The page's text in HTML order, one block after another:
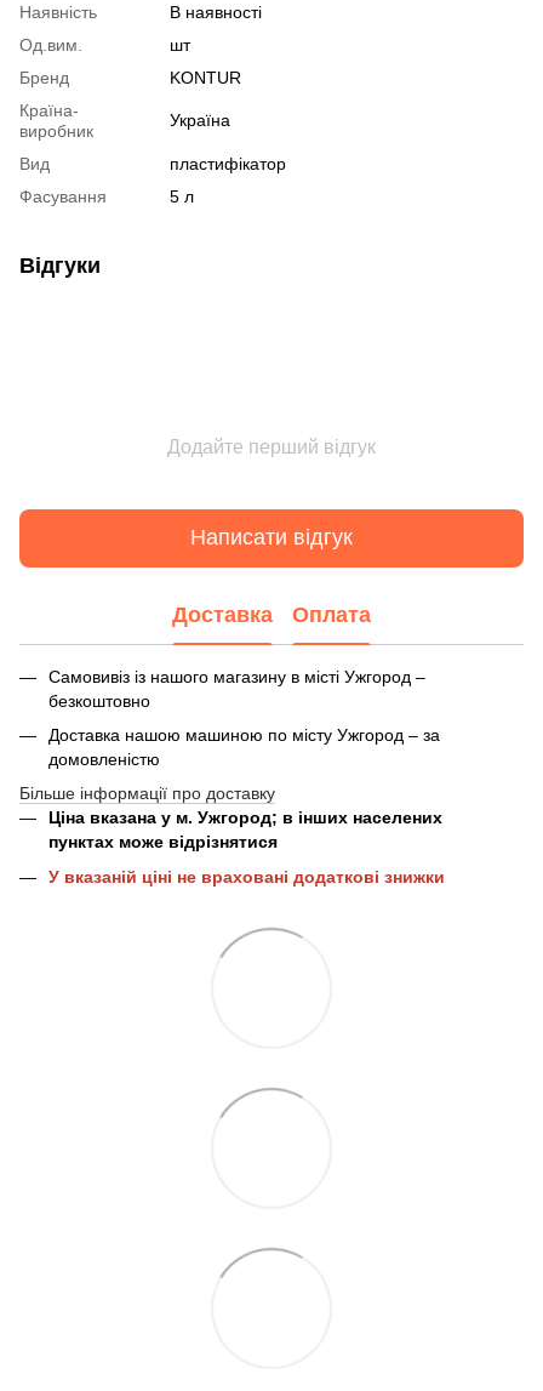
Наявність
В наявності
Од.вим.
шт
Бренд
KONTUR
Країна-
виробник
Україна
Вид
пластифікатор
Фасування
5 л
Відгуки
Додайте перший відгук
Написати відгук
Доставка Оплата
Самовивіз із нашого магазину в місті Ужгород –
безкоштовно
Доставка нашою машиною по місту Ужгород – за
домовленістю
Більше інформації про доставку
Ціна вказана у м. Ужгород; в інших населених
пунктах може відрізнятися
У вказаній ціні не враховані додаткові знижки